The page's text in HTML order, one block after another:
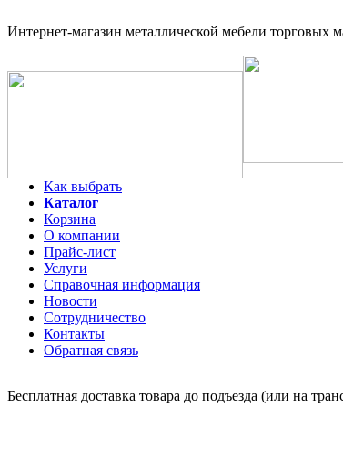
Интернет-магазин металлической мебели торговых
Как выбрать
Каталог
Корзина
О компании
Прайс-лист
Услуги
Справочная информация
Новости
Сотрудничество
Контакты
Обратная связь
Бесплатная доставка товара до подъезда (или на